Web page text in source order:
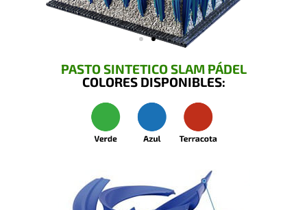
PASTO SINTETICO SLAM PÁDEL
COLORES DISPONIBLES: